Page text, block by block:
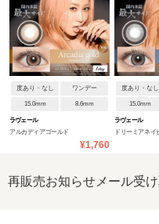
度あり・なし ワンデー
15.0mm 8.6mm
ラヴェール
アルカディアゴールド
¥1,760
度あり・なし
15.0mm
ラヴェール
ドリーミアネイ
再販売お知らせメール受け